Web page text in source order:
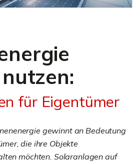
für Eigentümer
gewinnt an Bedeutung
die ihre Objekte
möchten. Solaranlagen auf